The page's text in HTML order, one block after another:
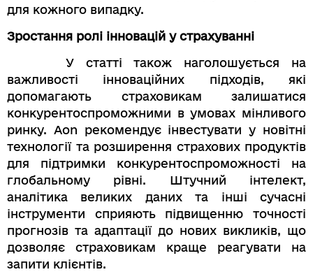
для кожного випадку.
Зростання ролі інновацій у страхуванні
У статті також наголошується на
важливості інноваційних підходів, які
допомагають страховикам залишатися
конкурентоспроможними в умовах мінливого
ринку. Aon рекомендує інвестувати у новітні
технології та розширення страхових продуктів
для підтримки конкурентоспроможності на
глобальному рівні. Штучний інтелект,
аналітика великих даних та інші сучасні
інструменти сприяють підвищенню точності
прогнозів та адаптації до нових викликів, що
дозволяє страховикам краще реагувати на
запити клієнтів.